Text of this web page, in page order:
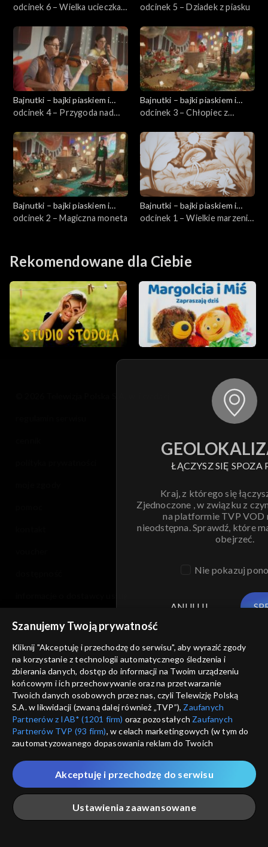
dźwiękiem pisane
odcinek 6 – Wielka ucieczka z
dźwiękiem pisane
odcinek 5 – Dziadek z piasku
Bajnutki – bajki piaskiem i
dźwiękiem pisane
odcinek 4 – Przygoda nad
Bajnutki – bajki piaskiem i
dźwiękiem pisane
odcinek 3 – Chłopiec z
Bajnutki – bajki piaskiem i
dźwiękiem pisane
odcinek 2 – Magiczna moneta
Bajnutki – bajki piaskiem i
dźwiękiem pisane
odcinek 1 – Wielkie marzenia
Rekomendowane dla Ciebie
ŁĄCZYSZ SIĘ SPOZA
Kraj, z którego się
Zjednoczone , w związku z
na platformie TVP VOD
nieodstępna. Sprawdź, które
obejrzeć.
Nie pokazuj
ANULUJ
Szanujemy Twoją prywatność
Kliknij "Akceptuję i przechodzę do serwisu", aby wyrazić zgody
na korzystanie z technologii automatycznego śledzenia i
zbierania danych, dostęp do informacji na Twoim urządzeniu
końcowym i ich przechowywanie oraz na przetwarzanie
Twoich danych osobowych przez nas, czyli Telewizję Polską
S.A. w likwidacji (zwaną dalej również „TVP”), Zaufanych
Partnerów z IAB* (1201 firm) oraz pozostałych Zaufanych
Partnerów TVP (93 firm), w celach marketingowych (w tym do
zautomatyzowanego dopasowania reklam do Twoich
które wskazujemy poniżej, a także zgody na udostępnianie
przez nas identyfikatora PPID do Google.
Twoje dane osobowe zbierane podczas odwiedzania przez
Ciebie naszych
poszczególnych serwisówzwanych dalej
„Portalem”, w tym informacje zapisywane za pomocą
Ustawienia zaawansowane
Akceptuję i przechodzę do serwisu